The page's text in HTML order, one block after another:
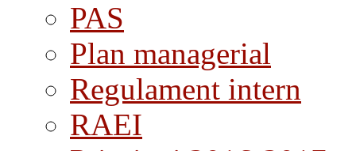
PAS
Plan managerial
Regulament intern
RAEI